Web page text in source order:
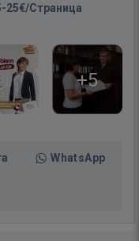
25€/Страница
+5
WhatsApp